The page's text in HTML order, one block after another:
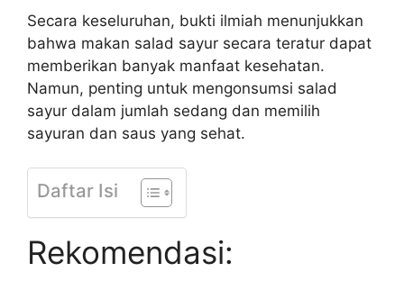
Secara keseluruhan, bukti ilmiah menunjukkan
bahwa makan salad sayur secara teratur dapat
memberikan banyak manfaat kesehatan.
Namun, penting untuk mengonsumsi salad
sayur dalam jumlah sedang dan memilih
sayuran dan saus yang sehat.
Daftar Isi
Rekomendasi: